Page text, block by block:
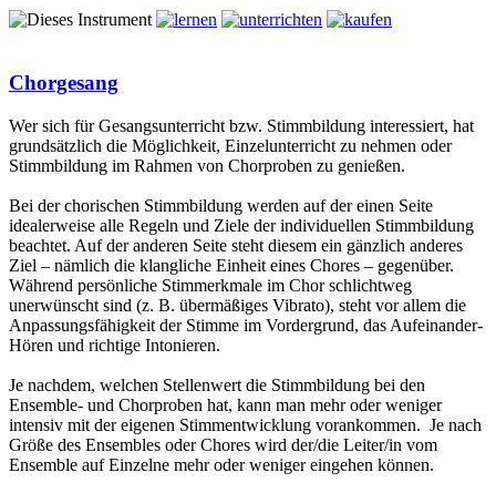
Chorgesang
Wer sich für Gesangsunterricht bzw. Stimmbildung interessiert, hat
grundsätzlich die Möglichkeit, Einzelunterricht zu nehmen oder
Stimmbildung im Rahmen von Chorproben zu genießen.
Bei der chorischen Stimmbildung werden auf der einen Seite
idealerweise alle Regeln und Ziele der individuellen Stimmbildung
beachtet. Auf der anderen Seite steht diesem ein gänzlich anderes
Ziel – nämlich die klangliche Einheit eines Chores – gegenüber.
Während persönliche Stimmerkmale im Chor schlichtweg
unerwünscht sind (z. B. übermäßiges Vibrato), steht vor allem die
Anpassungsfähigkeit der Stimme im Vordergrund, das Aufeinander-
Hören und richtige Intonieren.
Je nachdem, welchen Stellenwert die Stimmbildung bei den
Ensemble- und Chorproben hat, kann man mehr oder weniger
intensiv mit der eigenen Stimmentwicklung vorankommen. Je nach
Größe des Ensembles oder Chores wird der/die Leiter/in vom
Ensemble auf Einzelne mehr oder weniger eingehen können.